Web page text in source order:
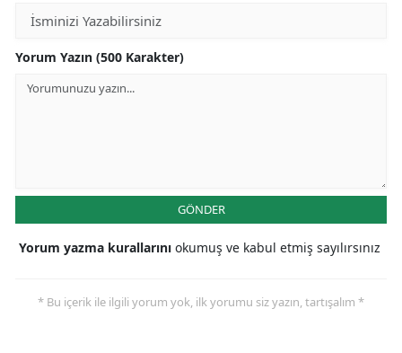
Yorum Yazın (500 Karakter)
GÖNDER
Yorum yazma kurallarını okumuş ve kabul etmiş sayılırsınız
* Bu içerik ile ilgili yorum yok, ilk yorumu siz yazın, tartışalım *